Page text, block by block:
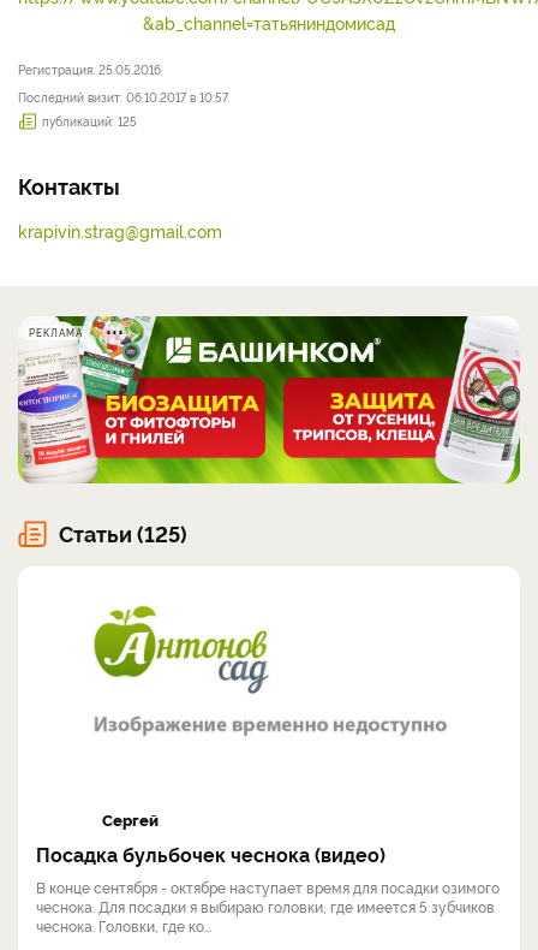
&ab_channel=татьяниндомисад
Регистрация: 25.05.2016
Последний визит: 06.10.2017 в 10:57
публикаций: 125
Контакты
krapivin.strag@gmail.com
РЕКЛАМА
Статьи (125)
Сергей
Посадка бульбочек чеснока (видео)
В конце сентября - октябре наступает время для посадки озимого
чеснока. Для посадки я выбираю головки, где имеется 5 зубчиков
чеснока. Головки, где ко...